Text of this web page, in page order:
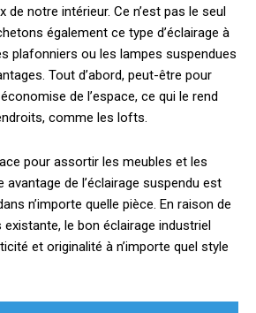
de notre intérieur. Ce n’est pas le seul
également ce type d’éclairage à
plafonniers ou les lampes suspendues
Tout d’abord, peut-être pour
de l’espace, ce qui le rend
comme les lofts.
pour assortir les meubles et les
avantage de l’éclairage suspendu est
n’importe quelle pièce. En raison de
le bon éclairage industriel
et originalité à n’importe quel style